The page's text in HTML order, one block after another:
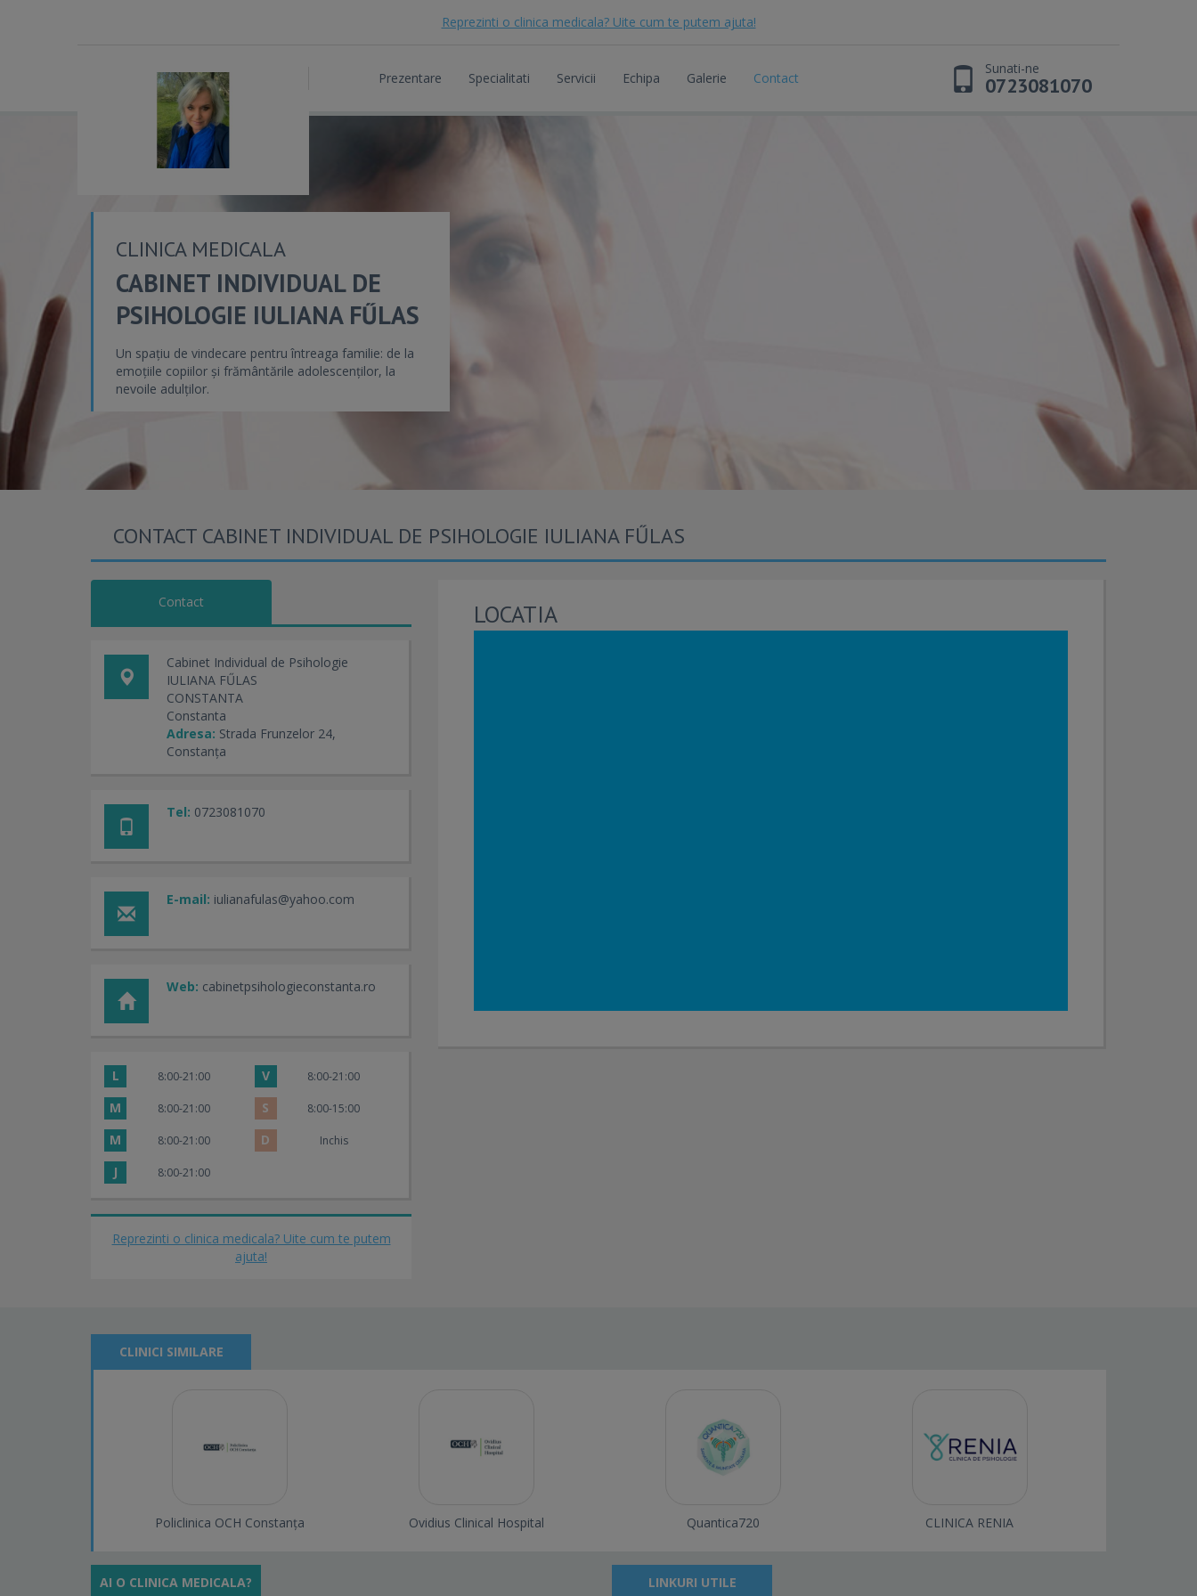
Reprezinti o clinica medicala? Uite cum te putem ajuta!
Prezentare Specialitati Servicii Echipa Galerie Contact
Sunati-ne
0723081070
CLINICA MEDICALA
CABINET INDIVIDUAL DE
PSIHOLOGIE IULIANA FŰLAS
Un spațiu de vindecare pentru întreaga familie: de la
emoțiile copiilor și frământările adolescenților, la
nevoile adulților.
CONTACT CABINET INDIVIDUAL DE PSIHOLOGIE IULIANA FŰLAS
Contact
Cabinet Individual de Psihologie
IULIANA FŰLAS
CONSTANTA
Constanta
Adresa: Strada Frunzelor 24,
Constanța
Tel: 0723081070
E-mail: iulianafulas@yahoo.com
Web: cabinetpsihologieconstanta.ro
L 8:00-21:00 V 8:00-21:00
M 8:00-21:00 S 8:00-15:00
M 8:00-21:00 D Inchis
J 8:00-21:00
Reprezinti o clinica medicala? Uite cum te putem
ajuta!
LOCATIA
CLINICI SIMILARE
Policlinica OCH Constanța Ovidius Clinical Hospital Quantica720 CLINICA RENIA
AI O CLINICA MEDICALA? LINKURI UTILE